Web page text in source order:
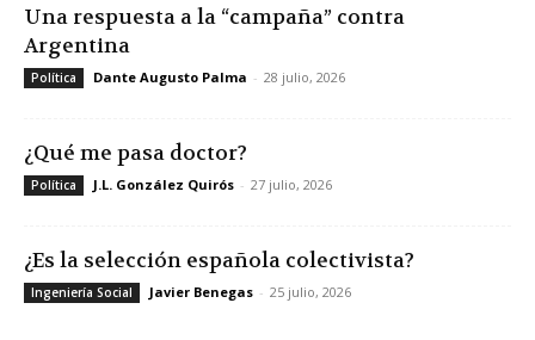
Una respuesta a la “campaña” contra
Argentina
Política Dante Augusto Palma - 28 julio, 2026
¿Qué me pasa doctor?
Política J.L. González Quirós - 27 julio, 2026
¿Es la selección española colectivista?
Ingeniería Social Javier Benegas - 25 julio, 2026